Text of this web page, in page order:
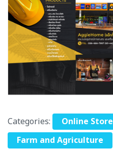
Categories:
Online Store
Farm and Agriculture